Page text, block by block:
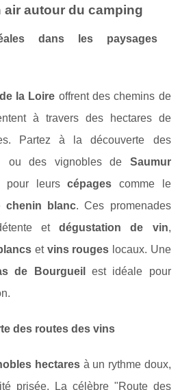
autour du camping
dans les paysages
la Loire offrent des chemins de
à travers des hectares de
Partez à la découverte des
ou des vignobles de Saumur
pour leurscépages comme le
chenin blanc. Ces promenades
etdégustation de vin,
et vins rouges locaux. Une
de Bourgueil
est idéale pour
des routes des vins
hectaresà un rythme doux,
prisée. La célèbre "Route des